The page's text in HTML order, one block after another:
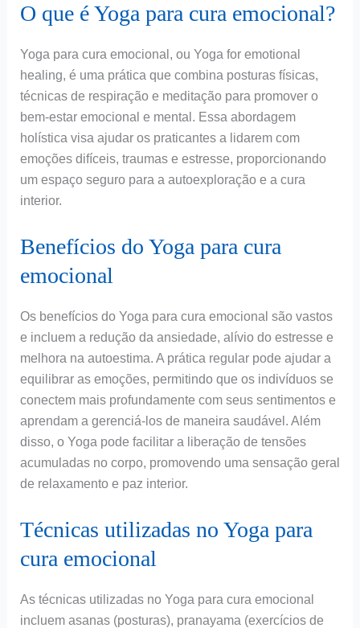
O que é Yoga para cura emocional?
Yoga para cura emocional, ou Yoga for emotional
healing, é uma prática que combina posturas físicas,
técnicas de respiração e meditação para promover o
bem-estar emocional e mental. Essa abordagem
holística visa ajudar os praticantes a lidarem com
emoções difíceis, traumas e estresse, proporcionando
um espaço seguro para a autoexploração e a cura
interior.
Benefícios do Yoga para cura
emocional
Os benefícios do Yoga para cura emocional são vastos
e incluem a redução da ansiedade, alívio do estresse e
melhora na autoestima. A prática regular pode ajudar a
equilibrar as emoções, permitindo que os indivíduos se
conectem mais profundamente com seus sentimentos e
aprendam a gerenciá-los de maneira saudável. Além
disso, o Yoga pode facilitar a liberação de tensões
acumuladas no corpo, promovendo uma sensação geral
de relaxamento e paz interior.
Técnicas utilizadas no Yoga para
cura emocional
As técnicas utilizadas no Yoga para cura emocional
incluem asanas (posturas), pranayama (exercícios de